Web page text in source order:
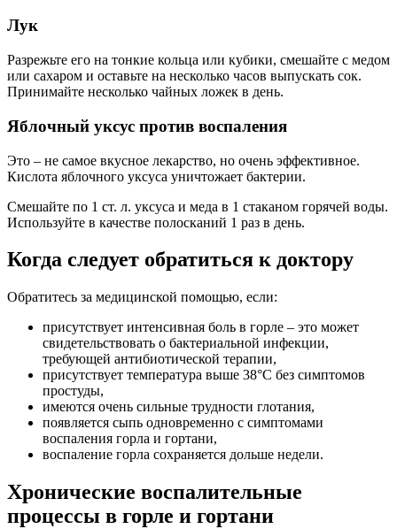
Лук
Разрежьте его на тонкие кольца или кубики, смешайте с медом
или сахаром и оставьте на несколько часов выпускать сок.
Принимайте несколько чайных ложек в день.
Яблочный уксус против воспаления
Это – не самое вкусное лекарство, но очень эффективное.
Кислота яблочного уксуса уничтожает бактерии.
Смешайте по 1 ст. л. уксуса и меда в 1 стаканом горячей воды.
Используйте в качестве полосканий 1 раз в день.
Когда следует обратиться к доктору
Обратитесь за медицинской помощью, если:
присутствует интенсивная боль в горле – это может
свидетельствовать о бактериальной инфекции,
требующей антибиотической терапии,
присутствует температура выше 38°C без симптомов
простуды,
имеются очень сильные трудности глотания,
появляется сыпь одновременно с симптомами
воспаления горла и гортани,
воспаление горла сохраняется дольше недели.
Хронические воспалительные
процессы в горле и гортани